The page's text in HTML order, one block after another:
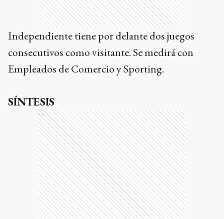
Independiente tiene por delante dos juegos
consecutivos como visitante. Se medirá con
Empleados de Comercio y Sporting.
SÍNTESIS
Ads